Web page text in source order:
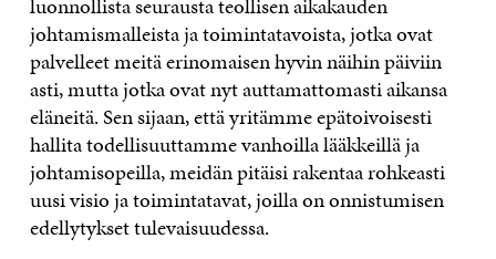
johtamismalleista ja toimintatavoista, jotka ovat
palvelleet meitä erinomaisen hyvin näihin päiviin
asti, mutta jotka ovat nyt auttamattomasti aikansa
eläneitä. Sen sijaan, että yritämme epätoivoisesti
hallita todellisuuttamme vanhoilla lääkkeillä ja
johtamisopeilla, meidän pitäisi rakentaa rohkeasti
uusi visio ja toimintatavat, joilla on onnistumisen
edellytykset tulevaisuudessa.